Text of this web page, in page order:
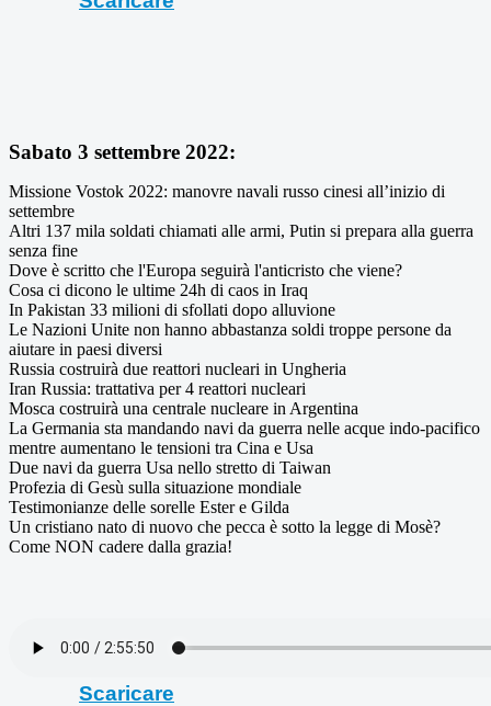
Sabato 3 settembre 2022:
Missione Vostok 2022: manovre navali russo cinesi all’inizio di
settembre
Altri 137 mila soldati chiamati alle armi, Putin si prepara alla guerra
senza fine
Dove è scritto che l'Europa seguirà l'anticristo che viene?
Cosa ci dicono le ultime 24h di caos in Iraq
In Pakistan 33 milioni di sfollati dopo alluvione
Le Nazioni Unite non hanno abbastanza soldi troppe persone da
aiutare in paesi diversi
Russia costruirà due reattori nucleari in Ungheria
Iran Russia: trattativa per 4 reattori nucleari
Mosca costruirà una centrale nucleare in Argentina
La Germania sta mandando navi da guerra nelle acque indo-pacifico
mentre aumentano le tensioni tra Cina e Usa
Due navi da guerra Usa nello stretto di Taiwan
Profezia di Gesù sulla situazione mondiale
Testimonianze delle sorelle Ester e Gilda
Un cristiano nato di nuovo che pecca è sotto la legge di Mosè?
Come NON cadere dalla grazia!
Scaricare